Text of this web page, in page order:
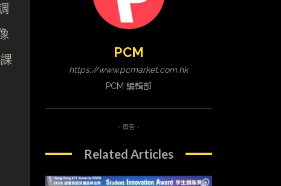
PCM
https://www.pcmarket.com.hk
PCM 編輯部
- 廣告 -
Related Articles